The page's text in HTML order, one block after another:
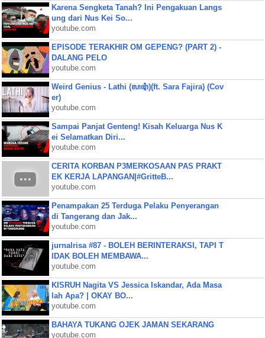
Karena Sengketa Tanah? Ini Pengakuan Langs
ung dari Nus Kei So...
youtube.com
EPISODE TERAKHIR OM GEPENG? (PART 2) -
DALANG PELO
youtube.com
Weird Genius - Lathi (ꦭꦛꦶ)(ft. Sara Fajira) (Cov
er)
youtube.com
Sampai Panjat Genteng! Kisah Keluarga Nus K
ei Selamatkan Diri...
youtube.com
CERITA KORBAN P3MERKOSAAN PAS PRAKT
EK KERJA LAPANGAN|#GritteB...
youtube.com
Penampakan 25 Terduga Pelaku Penyerangan
di Tangerang dan Jak...
youtube.com
jurnalrisa #87 - BOLEH BERINTERAKSI, TAPI T
IDAK BOLEH MEMBAWA...
youtube.com
KISRUH Nagita VS Jessica Iskandar, Ada Masa
lah Apa? | OKAY BO...
youtube.com
BAHAYA TUKANG OJEK JAMAN SEKARANG
youtube.com